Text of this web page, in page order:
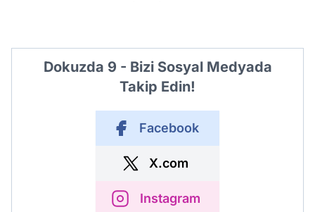
Dokuzda 9 - Bizi Sosyal Medyada
Takip Edin!
Facebook
X.com
Instagram